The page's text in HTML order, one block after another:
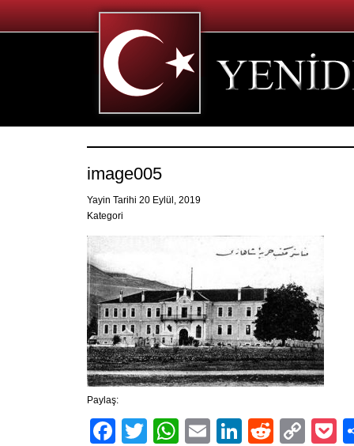
image005
Yayin Tarihi 20 Eylül, 2019
Kategori
Paylaş:
Facebook
TwitterWhatsApp
EmailLinkedIn
Reddit